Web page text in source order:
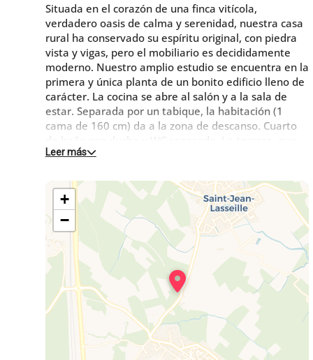
Situada en el corazón de una finca vitícola,
verdadero oasis de calma y serenidad, nuestra casa
rural ha conservado su espíritu original, con piedra
vista y vigas, pero el mobiliario es decididamente
moderno. Nuestro amplio estudio se encuentra en la
primera y única planta de un bonito edificio lleno de
carácter. La cocina se abre al salón y a la sala de
estar. Separada por un tabique, la habitación (1
cama de 160 cm) da a la zona de descanso. Cuarto
de baño con ducha y WC separado. La terraza, que
no está cerrada, está equipada con muebles de
y da al parque. Llega a una finca vinícola, por lo que
le espera una botella de vino en señal de
bienvenida. Durante su estancia, podrá visitar
nuestro Museo del Vino, nuestras bodegas de
vinificación y participar en una degustación guiada
gratuita. En los alrededores, encontrará rutas de
senderismo y bicicleta de montaña por los viñedos.
Leer más
+
−